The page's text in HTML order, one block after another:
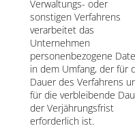
Verwaltungs- oder
sonstigen Verfahrens
verarbeitet das
Unternehmen
personenbezogene
in dem Umfang, der für
Dauer des Verfahrens
für die verbleibende
der Verjährungsfrist
erforderlich ist.